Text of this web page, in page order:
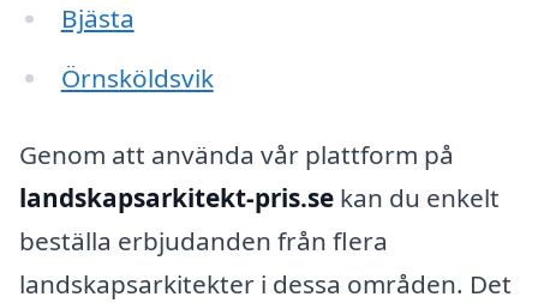
Bjästa
Örnsköldsvik
Genom att använda vår plattform på
landskapsarkitekt-pris.se kan du enkelt
beställa erbjudanden från flera
landskapsarkitekter i dessa områden. Det